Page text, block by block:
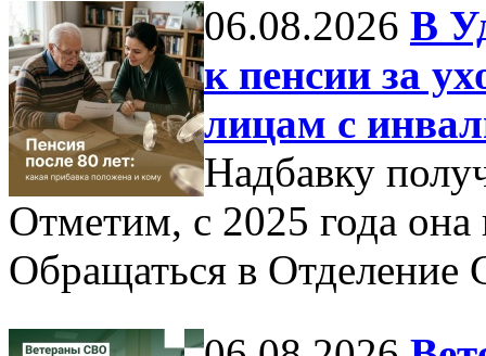
06.08.2026 В
к пенсии за
лицам с
Надбавку
Отметим, с 2025 года она
Обращаться в